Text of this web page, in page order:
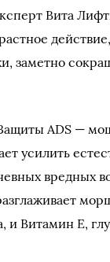
Вита
заметно
Защиты ADS —
усилить
вредных
и Витамин Е,